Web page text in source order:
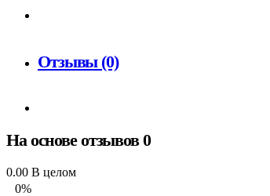
Отзывы (0)
На основе отзывов 0
0.00 В целом
0%